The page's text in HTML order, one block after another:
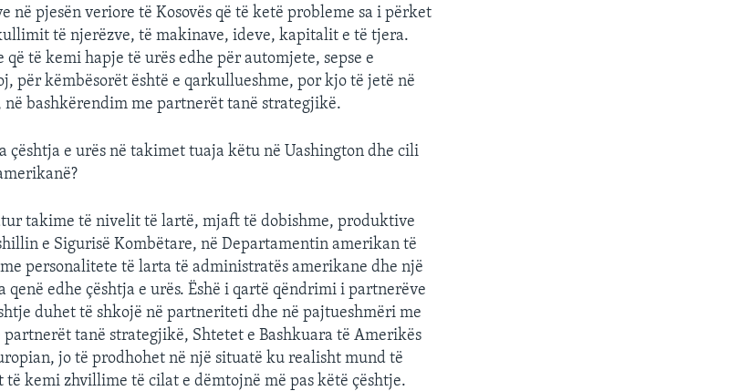
në pjesën veriore të Kosovës që të ketë probleme sa i përket
të njerëzve, të makinave, ideve, kapitalit e të tjera.
që të kemi hapje të urës edhe për automjete, sepse e
për këmbësorët është e qarkullueshme, por kjo të jetë në
bashkërendim me partnerët tanë strategjikë.
çështja e urës në takimet tuaja këtu në Uashington dhe cili
takime të nivelit të lartë, mjaft të dobishme, produktive
e Sigurisë Kombëtare, në Departamentin amerikan të
personalitete të larta të administratës amerikane dhe një
qenë edhe çështja e urës. Ëshë i qartë qëndrimi i partnerëve
duhet të shkojë në partneriteti dhe në pajtueshmëri me
partnerët tanë strategjikë, Shtetet e Bashkuara të Amerikës
jo të prodhohet në një situatë ku realisht mund të
kemi zhvillime të cilat e dëmtojnë më pas këtë çështje.